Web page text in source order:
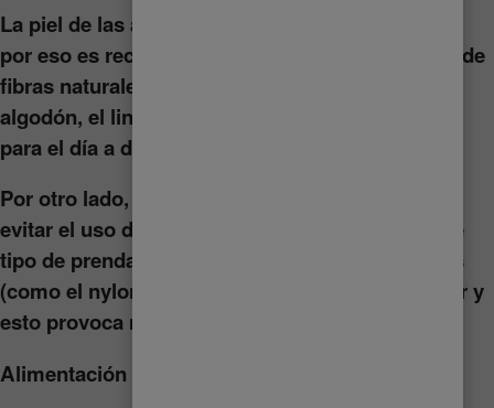
La piel de las axilas necesita respirar libremente,
por eso es recomendable usar prendas ligeras y de
fibras naturales que dejen circular el aire. El
algodón, el lino y la seda son grandes opciones
para el día a día.
Por otro lado, si sufres de sudor excesivo debes
evitar el uso de ropa ajustada. Por lo regular este
tipo de prendas están hechas de fibras sintéticas
(como el nylon y el poliéster) que atrapan el calor y
esto provoca mayor sudoración.
Alimentación saludable